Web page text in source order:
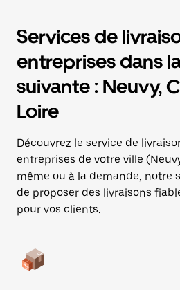
Services de
entreprises dans
suivante : Neuvy,
Loire
Découvrez le service de
entreprises de votre ville
même ou à la demande, notre
de proposer des livraisons
pour vos clients.